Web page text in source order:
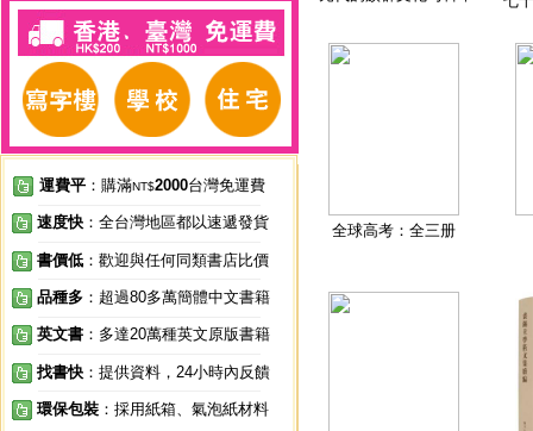
運費平 ：購滿NT$2000台灣免運費
速度快 ：全台灣地區都以速遞發貨
書價低 ：歡迎與任何同類書店比價
品種多 ：超過80多萬簡體中文書籍
英文書 ：多達20萬種英文原版書籍
找書快 ：提供資料，24小時內反饋
環保包裝 ：採用紙箱、氣泡紙材料
全球高考：全三册